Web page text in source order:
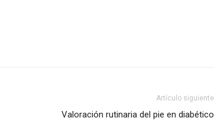
Artículo siguiente
Valoración rutinaria del pie en diabético